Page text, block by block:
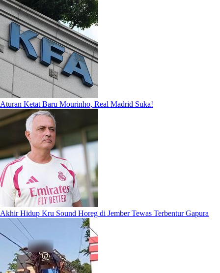
Aturan Ketat Baru Mourinho, Real Madrid Suka!
Akhir Hidup Kru Sound Horeg di Jember Tewas Terbentur Gapura